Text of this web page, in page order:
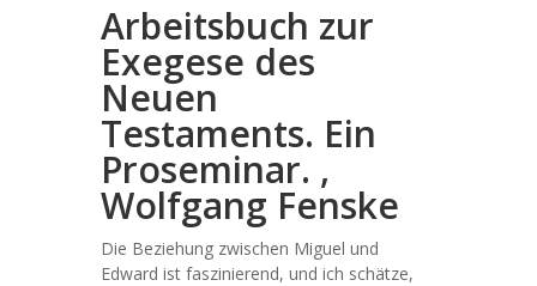
Arbeitsbuch zur
Exegese des
Neuen
Testaments. Ein
Proseminar. ,
Wolfgang Fenske
Die Beziehung zwischen Miguel und
Edward ist faszinierend, und ich schätze,